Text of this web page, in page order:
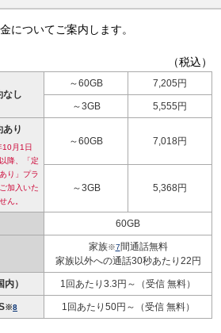
についてご案内します。
（税込）
なし
～60GB 7,205円
～3GB 5,555円
あり
月1日
降、「定
り」プラ
加入いた
ん。
～60GB 7,018円
～3GB 5,368円
60GB
家族※7間通話無料
家族以外への通話30秒あたり22円
） 1回あたり3.3円～（受信 無料）
※8 1回あたり50円～（受信 無料）